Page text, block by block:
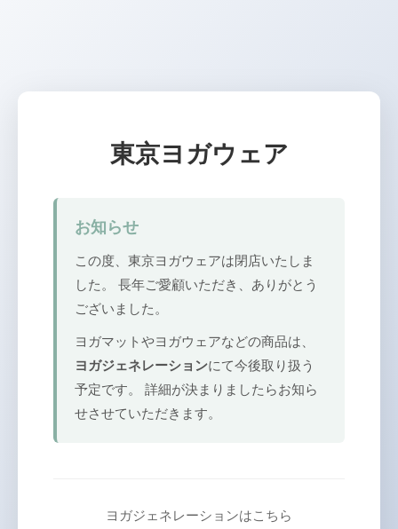
東京ヨガウェア
お知らせ
この度、東京ヨガウェアは閉店いたしま
した。 長年ご愛顧いただき、ありがとう
ございました。
ヨガマットやヨガウェアなどの商品は、
ヨガジェネレーションにて今後取り扱う
予定です。 詳細が決まりましたらお知ら
せさせていただきます。
ヨガジェネレーションはこちら